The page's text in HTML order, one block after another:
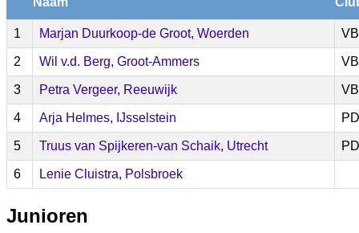
1 Marjan Duurkoop-de Groot, Woerden VB
2 Wil v.d. Berg, Groot-Ammers VB
3 Petra Vergeer, Reeuwijk VB
4 Arja Helmes, IJsselstein PD
5 Truus van Spijkeren-van Schaik, Utrecht PD
6 Lenie Cluistra, Polsbroek
Junioren